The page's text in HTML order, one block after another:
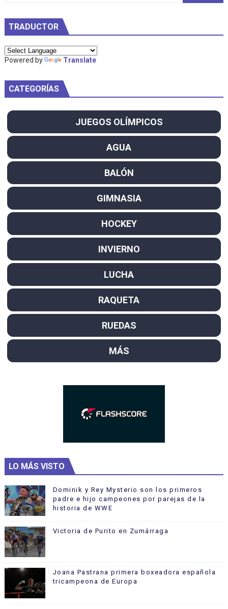
TRADUCTOR
Powered by Translate
CATEGORÍAS
JUEGOS OLÍMPICOS
AGUA
BALÓN
GIMNASIA
HOCKEY
INVIERNO
LUCHA
RAQUETA
RUEDAS
MÁS
LO MÁS VISTO
Dominik y Rey Mysterio son los primeros
padre e hijo campeones por parejas de la
historia de WWE
Victoria de Purito en Zumárraga
Joana Pastrana primera boxeadora española
tricampeona de Europa